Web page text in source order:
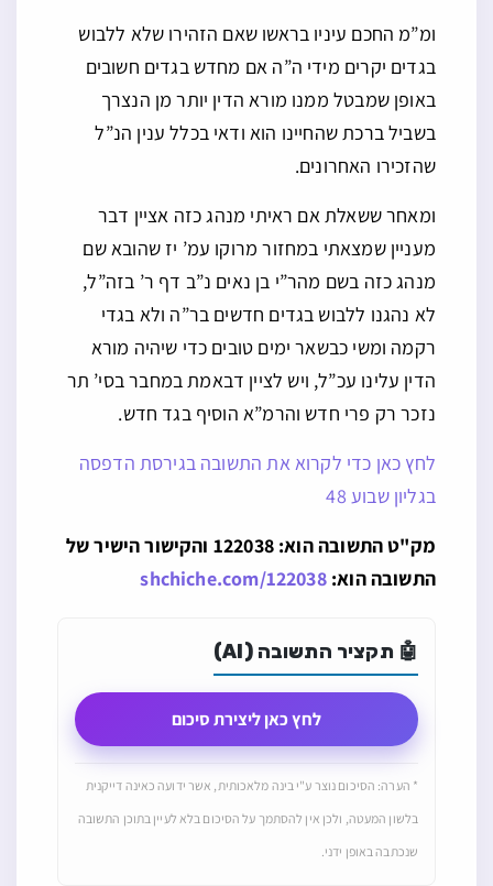
ומ”מ החכם עיניו בראשו שאם הזהירו שלא ללבוש
בגדים יקרים מידי ה”ה אם מחדש בגדים חשובים
באופן שמבטל ממנו מורא הדין יותר מן הנצרך
בשביל ברכת שהחיינו הוא ודאי בכלל ענין הנ”ל
שהזכירו האחרונים.
ומאחר ששאלת אם ראיתי מנהג כזה אציין דבר
מעניין שמצאתי במחזור מרוקו עמ’ יז שהובא שם
מנהג כזה בשם מהר”י בן נאים נ”ב דף ר’ בזה”ל,
לא נהגנו ללבוש בגדים חדשים בר”ה ולא בגדי
רקמה ומשי כבשאר ימים טובים כדי שיהיה מורא
הדין עלינו עכ”ל, ויש לציין דבאמת במחבר בסי’ תר
נזכר רק פרי חדש והרמ”א הוסיף בגד חדש.
לחץ כאן כדי לקרוא את התשובה בגירסת הדפסה
בגליון שבוע 48
מק"ט התשובה הוא: 122038 והקישור הישיר של
התשובה הוא:shchiche.com/122038
🤖 תקציר התשובה (AI)
לחץ כאן ליצירת סיכום
* הערה: הסיכום נוצר ע"י בינה מלאכותית, אשר ידועה כאינה דייקנית
בלשון המעטה, ולכן אין להסתמך על הסיכום בלא לעיין בתוכן התשובה
שנכתבה באופן ידני.